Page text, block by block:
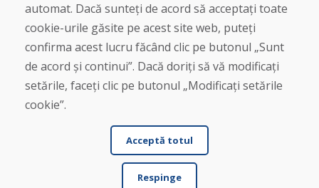
Livrare și plată
Plângere
Retur și schimb de mărfuri
Protecția datelor cu caracter personal
Cookies
automat. Dacă sunteți de acord să acceptați toate
cookie-urile găsite pe acest site web, puteți
confirma acest lucru făcând clic pe butonul „Sunt
de acord și continui”. Dacă doriți să vă modificați
setările, faceți clic pe butonul „Modificați setările
cookie”.
Acceptă totul
Respinge